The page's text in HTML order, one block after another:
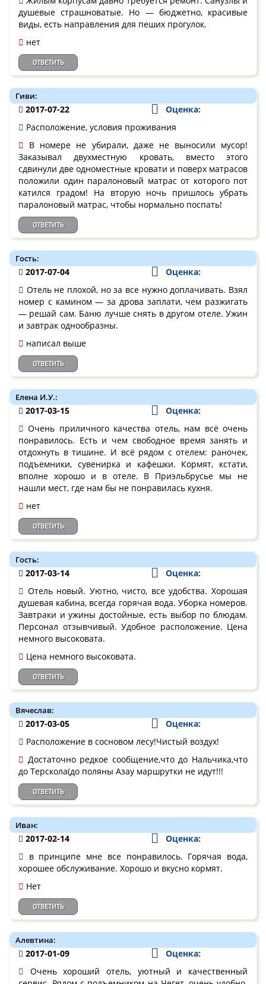
душевые страшноватые. Но — бюджетно, красивые
виды, есть направления для пеших прогулок.
нет
ОТВЕТИТЬ
Гиви:
2017-07-22
Оценка:
Расположение, условия проживания
В номере не убирали, даже не выносили мусор!
Заказывал двухместную кровать, вместо этого
сдвинули две одноместные кровати и поверх матрасов
положили один паралоновый матрас от которого пот
катился градом! На вторую ночь пришлось убрать
паралоновый матрас, чтобы нормально поспать!
ОТВЕТИТЬ
Гость:
2017-07-04
Оценка:
Отель не плохой, но за все нужно доплачивать. Взял
номер с камином — за дрова заплати, чем разжигать
— решай сам. Баню лучше снять в другом отеле. Ужин
и завтрак однообразны.
написал выше
ОТВЕТИТЬ
Елена И.У.:
2017-03-15
Оценка:
Очень приличного качества отель, нам всё очень
понравилось. Есть и чем свободное время занять и
отдохнуть в тишине. И всё рядом с отелем: раночек,
подъемники, сувенирка и кафешки. Кормят, кстати,
вполне хорошо и в отеле. В Приэльбрусье мы не
нашли мест, где нам бы не понравилась кухня.
нет
ОТВЕТИТЬ
Гость:
2017-03-14
Оценка:
Отель новый. Уютно, чисто, все удобства. Хорошая
душевая кабина, всегда горячая вода. Уборка номеров.
Завтраки и ужины достойные, есть выбор по блюдам.
Персонал отзывчивый. Удобное расположение. Цена
немного высоковата.
Цена немного высоковата.
ОТВЕТИТЬ
Вячеслав:
2017-03-05
Оценка:
Расположение в сосновом лесу!Чистый воздух!
Достаточно редкое сообщение,что до Нальчика,что
до Терскола(до поляны Азау маршрутки не идут!!!
ОТВЕТИТЬ
Иван:
2017-02-14
Оценка:
в принципе мне все понравилось. Горячая вода,
хорошее обслуживание. Хорошо и вкусно кормят.
Нет
ОТВЕТИТЬ
Алевтина:
2017-01-09
Оценка:
Очень хороший отель, уютный и качественный